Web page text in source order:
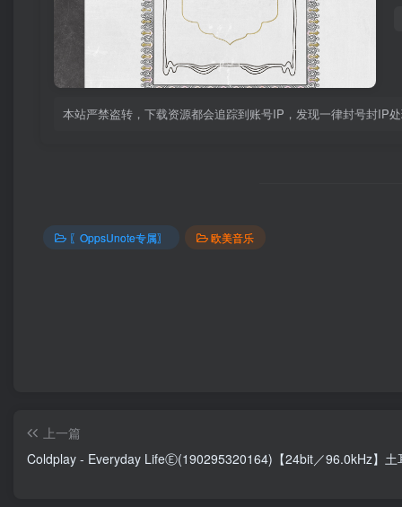
本站严禁盗转，下载资源都会追踪到账号IP，发现一律封号封IP
〖OppsUnote专属〗 欧美音乐
上一篇
Coldplay - Everyday LifeⒺ(190295320164)【24bit／96.0kHz】土